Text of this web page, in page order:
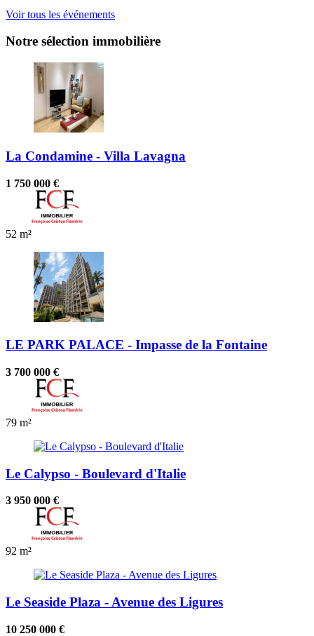
Voir tous les événements
Notre sélection immobilière
La Condamine - Villa Lavagna
1 750 000 €
52 m²
LE PARK PALACE - Impasse de la Fontaine
3 700 000 €
79 m²
Le Calypso - Boulevard d'Italie
3 950 000 €
92 m²
Le Seaside Plaza - Avenue des Ligures
10 250 000 €